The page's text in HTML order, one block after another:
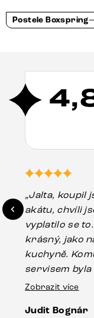
Postele Boxspring
„Jalta, koupil
akátu, chvíli
vyplatilo se
krásný, jako na obrázcích. Je ozdobou naší
kuchyně.
servisem
drobné
Vincze mi
Zobrazit více
Judit Bognár